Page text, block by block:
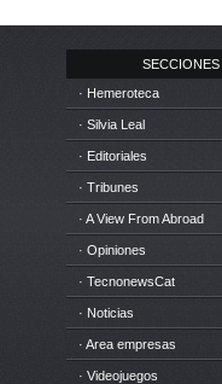
SECCIONES
· Hemeroteca
· Silvia Leal
· Editoriales
· Tribunes
· A View From Abroad
· Opiniones
· TecnonewsCat
· Noticias
· Area empresas
· Videojuegos